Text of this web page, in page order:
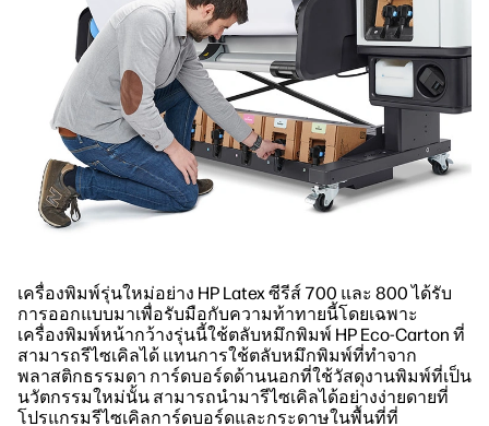
เครื่องพิมพ์รุ่นใหม่อย่าง HP Latex ซีรีส์ 700 และ 800 ได้รับ
การออกแบบมาเพื่อรับมือกับความท้าทายนี้โดยเฉพาะ
เครื่องพิมพ์หน้ากว้างรุ่นนี้ใช้ตลับหมึกพิมพ์ HP Eco-Carton ที่
สามารถรีไซเคิลได้ แทนการใช้ตลับหมึกพิมพ์ที่ทำจาก
พลาสติกธรรมดา การ์ดบอร์ดด้านนอกที่ใช้วัสดุงานพิมพ์ที่เป็น
นวัตกรรมใหม่นั้น สามารถนำมารีไซเคิลได้อย่างง่ายดายที่
โปรแกรมรีไซเคิลการ์ดบอร์ดและกระดาษในพื้นที่ที่